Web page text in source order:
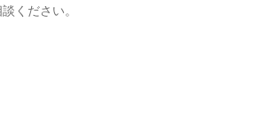
ください。